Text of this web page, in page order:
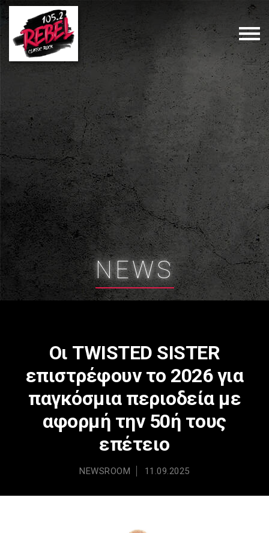
NEWS
Οι TWISTED SISTER
επιστρέφουν το 2026 για
παγκόσμια περιοδεία με
αφορμή την 50ή τους
επέτειο
NEWSROOM 11.09.2025